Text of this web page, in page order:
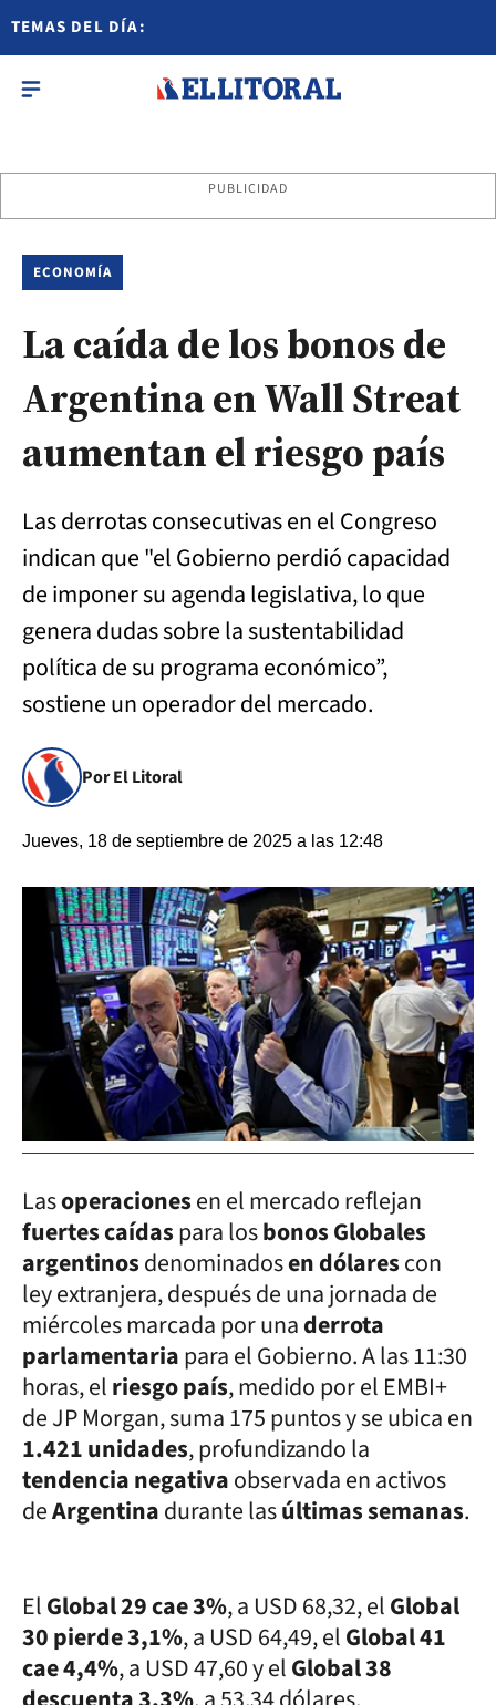
TEMAS DEL DÍA:
PUBLICIDAD
ECONOMÍA
La caída de los bonos de
Argentina en Wall Streat
aumentan el riesgo país
Las derrotas consecutivas en el Congreso
indican que "el Gobierno perdió capacidad
de imponer su agenda legislativa, lo que
genera dudas sobre la sustentabilidad
política de su programa económico”,
sostiene un operador del mercado.
Por El Litoral
Jueves, 18 de septiembre de 2025 a las 12:48
Lasoperacionesen el mercado reflejan
fuertes caídaspara losbonos Globales
argentinosdenominadosen dólarescon
ley extranjera, después de una jornada de
miércoles marcada por unaderrota
parlamentariapara el Gobierno. A las 11:30
horas, elriesgo país, medido por el EMBI+
de JP Morgan, suma 175 puntos y se ubica en
1.421 unidades, profundizando la
tendencia negativaobservada en activos
deArgentinadurante lasúltimas semanas.
ElGlobal 29 cae 3%, a USD 68,32, elGlobal
30 pierde 3,1%, a USD 64,49, elGlobal 41
cae 4,4%, a USD 47,60 y elGlobal 38